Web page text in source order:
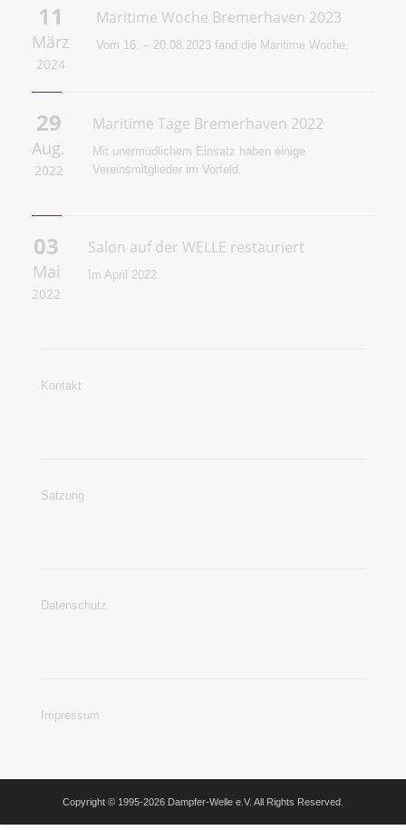
11
März
2024
Maritime Woche Bremerhaven 2023
Vom 16. – 20.08.2023 fand die Maritime Woche.
29
Aug.
2022
Maritime Tage Bremerhaven 2022
Mit unermüdlichem Einsatz haben einige
Vereinsmitglieder im Vorfeld.
03
Mai
2022
Salon auf der WELLE restauriert
Im April 2022.
Kontakt
Satzung
Datenschutz
Impressum
Copyright © 1995-2026 Dampfer-Welle e.V. All Rights Reserved.